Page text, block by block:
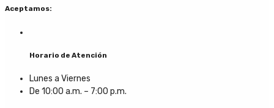
Aceptamos:
Horario de Atención
Lunes a Viernes
De 10:00 a.m. – 7:00 p.m.